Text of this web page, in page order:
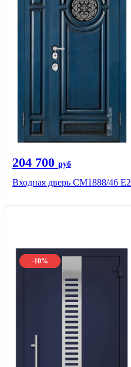
204 700 руб
Входная дверь СМ1888/46 Е2
-10%